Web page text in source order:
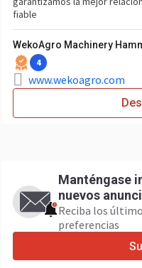
fiable
WekoAgro Machinery
4
www.wekoagro.com
Manténgase
nuevos
Reciba los
preferencias